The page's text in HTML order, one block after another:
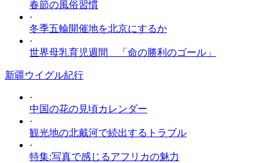
春節の風俗習慣
·
冬季五輪開催地を北京にするか
·
世界母乳育児週間 「命の勝利のゴール」
新疆ウイグル紀行
·
中国の花の見頃カレンダー
·
観光地の北戴河で続出するトラブル
·
特集:写真で感じるアフリカの魅力